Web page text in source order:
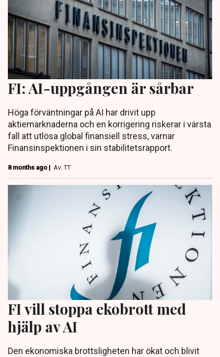
FI: AI-uppgången är sårbar
Höga förväntningar på AI har drivit upp
aktiemarknaderna och en korrigering riskerar i värsta
fall att utlösa global finansiell stress, varnar
Finansinspektionen i sin stabilitetsrapport.
8 months ago | Av: TT
FI vill stoppa ekobrott med
hjälp av AI
Den ekonomiska brottsligheten har ökat och blivit